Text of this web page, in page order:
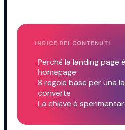
INDICE DEI CONTENUTI
Perché la landing page
homepage
8 regole base per una
converte
La chiave è